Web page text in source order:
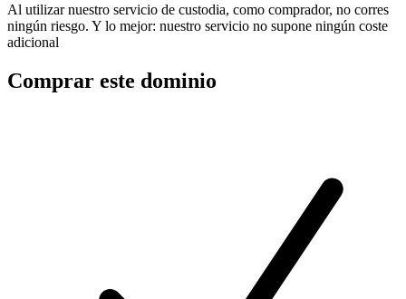
Al utilizar nuestro servicio de custodia, como comprador, no corres
ningún riesgo. Y lo mejor: nuestro servicio no supone ningún coste
adicional
Comprar este dominio